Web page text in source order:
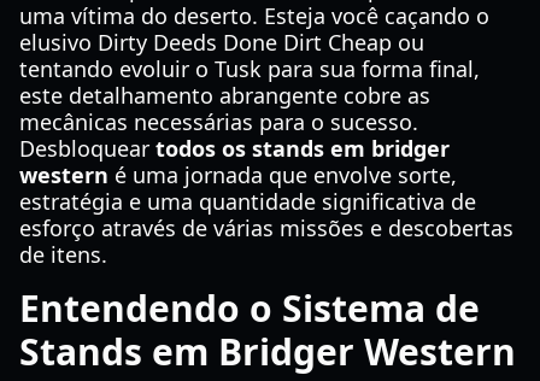
uma vítima do deserto. Esteja você caçando o
elusivo Dirty Deeds Done Dirt Cheap ou
tentando evoluir o Tusk para sua forma final,
este detalhamento abrangente cobre as
mecânicas necessárias para o sucesso.
Desbloquear todos os stands em bridger
western é uma jornada que envolve sorte,
estratégia e uma quantidade significativa de
esforço através de várias missões e descobertas
de itens.
Entendendo o Sistema de
Stands em Bridger Western